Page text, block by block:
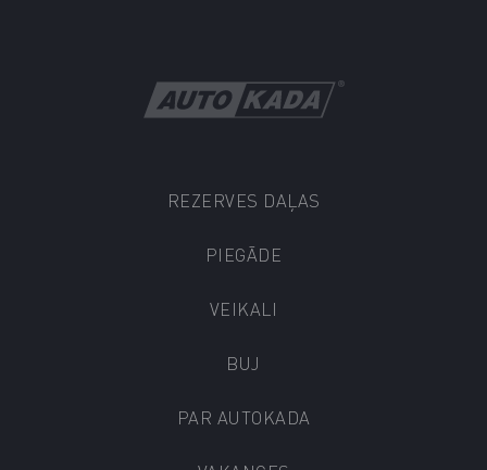
REZERVES DAĻAS
PIEGĀDE
VEIKALI
BUJ
PAR AUTOKADA